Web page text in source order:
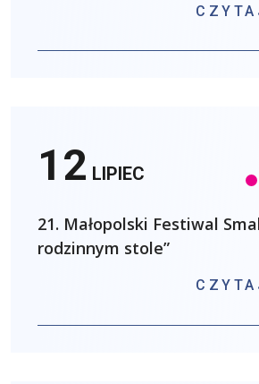
12 LIPIEC
21. Małopolski Festiwal
rodzinnym stole”